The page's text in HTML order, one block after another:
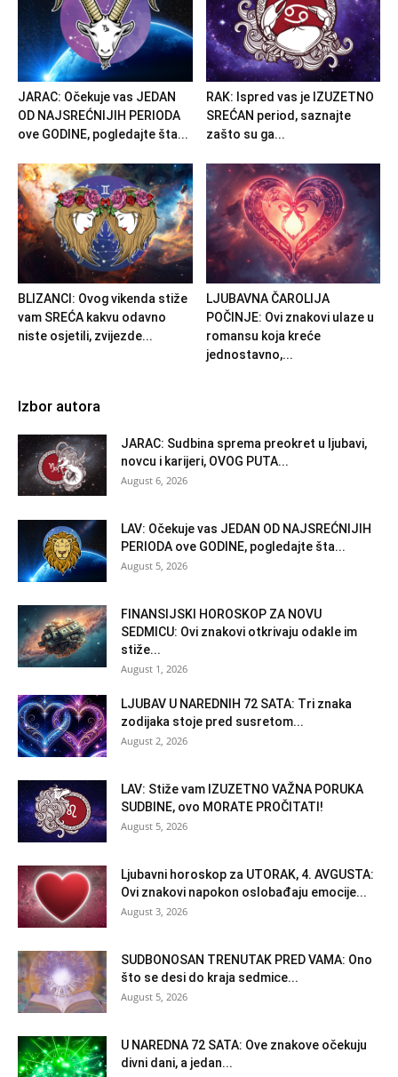
JARAC: Očekuje vas JEDAN
OD NAJSREĆNIJIH PERIODA
ove GODINE, pogledajte šta...
RAK: Ispred vas je IZUZETNO
SREĆAN period, saznajte
zašto su ga...
BLIZANCI: Ovog vikenda stiže
vam SREĆA kakvu odavno
niste osjetili, zvijezde...
LJUBAVNA ČAROLIJA
POČINJE: Ovi znakovi ulaze u
romansu koja kreće
jednostavno,...
Izbor autora
JARAC: Sudbina sprema preokret u ljubavi,
novcu i karijeri, OVOG PUTA...
August 6, 2026
LAV: Očekuje vas JEDAN OD NAJSREĆNIJIH
PERIODA ove GODINE, pogledajte šta...
August 5, 2026
FINANSIJSKI HOROSKOP ZA NOVU
SEDMICU: Ovi znakovi otkrivaju odakle im
stiže...
August 1, 2026
LJUBAV U NAREDNIH 72 SATA: Tri znaka
zodijaka stoje pred susretom...
August 2, 2026
LAV: Stiže vam IZUZETNO VAŽNA PORUKA
SUDBINE, ovo MORATE PROČITATI!
August 5, 2026
Ljubavni horoskop za UTORAK, 4. AVGUSTA:
Ovi znakovi napokon oslobađaju emocije...
August 3, 2026
SUDBONOSAN TRENUTAK PRED VAMA: Ono
što se desi do kraja sedmice...
August 5, 2026
U NAREDNA 72 SATA: Ove znakove očekuju
divni dani, a jedan...